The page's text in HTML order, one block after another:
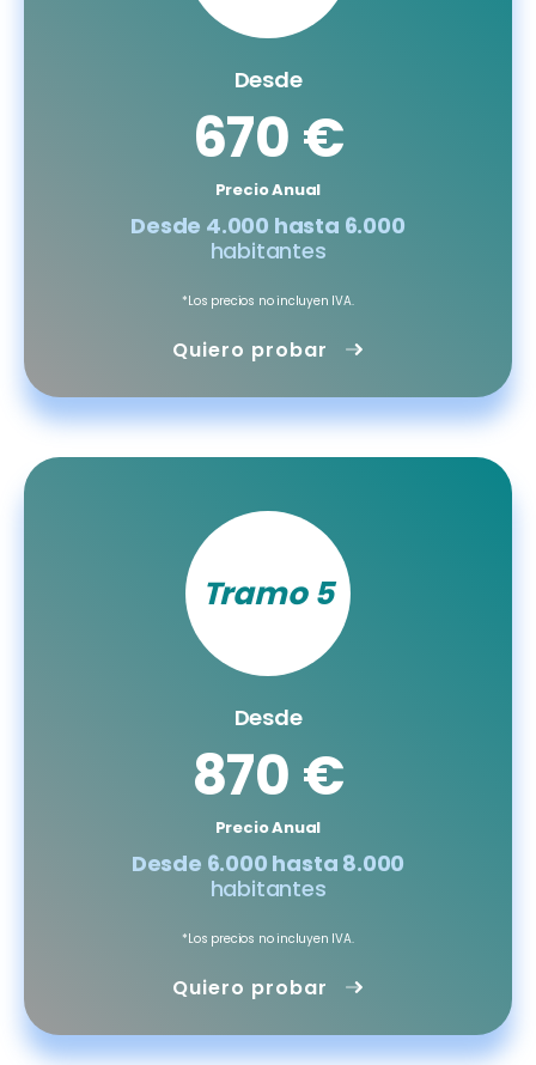
Desde
670 €
Precio Anual
Desde 4.000 hasta 6.000
habitantes
*Los precios no incluyen IVA.
Quiero probar
Tramo 5
Desde
870 €
Precio Anual
Desde 6.000 hasta 8.000
habitantes
*Los precios no incluyen IVA.
Quiero probar